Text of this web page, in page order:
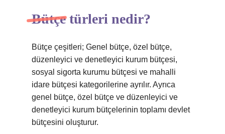
Bütçe türleri nedir?
Bütçe çeşitleri; Genel bütçe, özel bütçe,
düzenleyici ve denetleyici kurum bütçesi,
sosyal sigorta kurumu bütçesi ve mahalli
idare bütçesi kategorilerine ayrılır. Ayrıca
genel bütçe, özel bütçe ve düzenleyici ve
denetleyici kurum bütçelerinin toplamı devlet
bütçesini oluşturur.